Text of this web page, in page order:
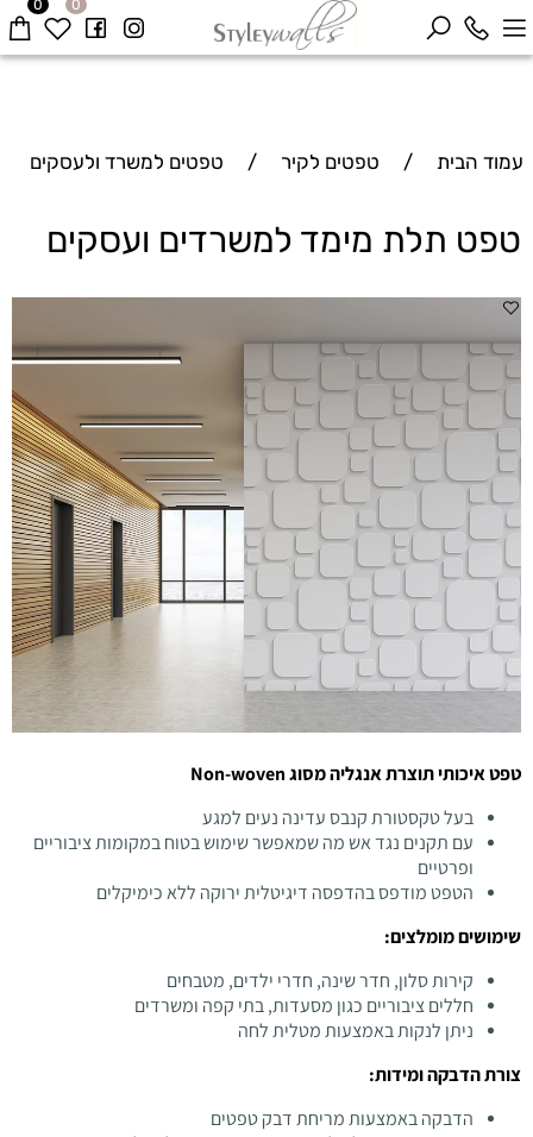
0 0
עמוד הבית / טפטים לקיר / טפטים למשרד ולעסקים
טפט תלת מימד למשרדים ועסקים
טפט איכותי תוצרת אנגליה מסוג Non-woven
בעל טקסטורת קנבס עדינה נעים למגע
עם תקנים נגד אש מה שמאפשר שימוש בטוח במקומות ציבוריים
ופרטיים
הטפט מודפס בהדפסה דיגיטלית ירוקה ללא כימיקלים
שימושים מומלצים:
קירות סלון, חדר שינה, חדרי ילדים, מטבחים
חללים ציבוריים כגון מסעדות, בתי קפה ומשרדים
ניתן לנקות באמצעות מטלית לחה
צורת הדבקה ומידות:
הדבקה באמצעות מריחת דבק טפטים